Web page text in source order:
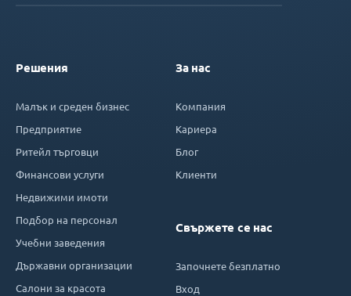
Решения
Малък и среден бизнес
Предприятие
Ритейл търговци
Финансови услуги
Недвижими имоти
Подбор на персонал
Учебни заведения
Държавни организации
Салони за красота
За нас
Компания
Кариера
Блог
Клиенти
Свържете се нас
Започнете безплатно
Вход